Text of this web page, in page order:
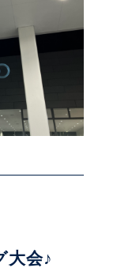
大会♪